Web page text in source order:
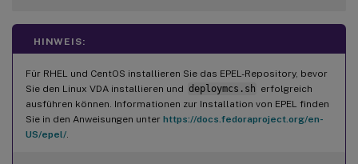
HINWEIS:
Für RHEL und CentOS installieren Sie das EPEL-Repository, bevor
Sie den Linux VDA installieren und deploymcs.sh erfolgreich
ausführen können. Informationen zur Installation von EPEL finden
Sie in den Anweisungen unter https://docs.fedoraproject.org/en-
US/epel/.